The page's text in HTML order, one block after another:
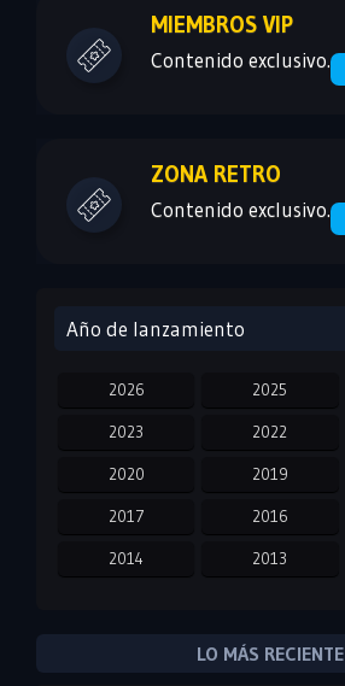
MIEMBROS VIP
Contenido exclusivo.
ZONA RETRO
Contenido exclusivo.
Año de lanzamiento
2026 2025
2023 2022
2020 2019
2017 2016
2014 2013
2007
LO MÁS RECIENTE